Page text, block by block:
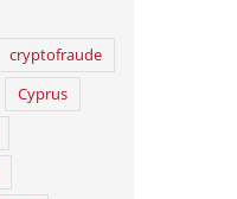
cryptofraude
Cyprus